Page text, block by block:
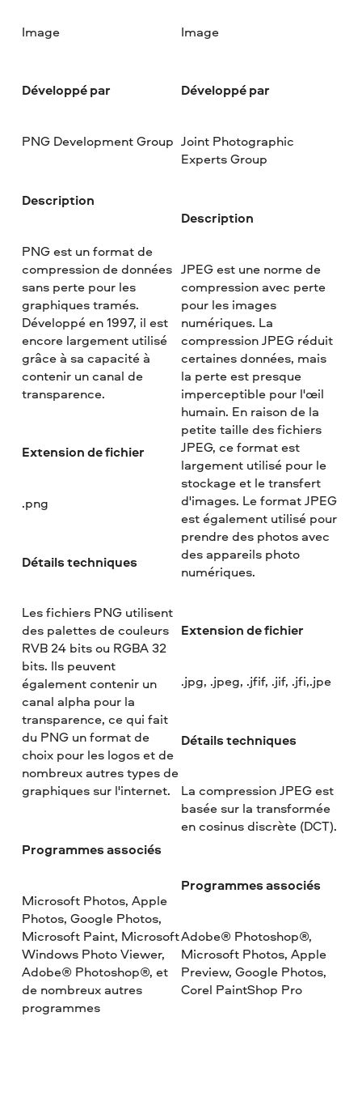
Image
Développé par
PNG Development Group
Description
PNG est un format de
compression de données
sans perte pour les
graphiques tramés.
Développé en 1997, il est
encore largement utilisé
grâce à sa capacité à
contenir un canal de
transparence.
Extension de fichier
.png
Détails techniques
Les fichiers PNG utilisent
des palettes de couleurs
RVB 24 bits ou RGBA 32
bits. Ils peuvent
également contenir un
canal alpha pour la
transparence, ce qui fait
du PNG un format de
choix pour les logos et de
nombreux autres types de
graphiques sur l'internet.
Programmes associés
Microsoft Photos, Apple
Photos, Google Photos,
Microsoft Paint, Microsoft
Windows Photo Viewer,
Adobe® Photoshop®, et
de nombreux autres
programmes
Image
Développé par
Joint Photographic
Experts Group
Description
JPEG est une norme de
compression avec perte
pour les images
numériques. La
compression JPEG réduit
certaines données, mais
la perte est presque
imperceptible pour l'œil
humain. En raison de la
petite taille des fichiers
JPEG, ce format est
largement utilisé pour le
stockage et le transfert
d'images. Le format JPEG
est également utilisé pour
prendre des photos avec
des appareils photo
numériques.
Extension de fichier
.jpg, .jpeg, .jfif, .jif, .jfi,.jpe
Détails techniques
La compression JPEG est
basée sur la transformée
en cosinus discrète (DCT).
Programmes associés
Adobe® Photoshop®,
Microsoft Photos, Apple
Preview, Google Photos,
Corel PaintShop Pro